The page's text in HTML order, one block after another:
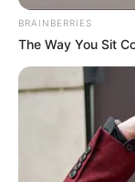
BRAINBERRIES
The Way You Sit